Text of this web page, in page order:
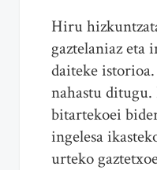
Hiru
gaztelaniaz eta
daiteke
nahastu ditugu.
bitartekoei
ingelesa
urteko